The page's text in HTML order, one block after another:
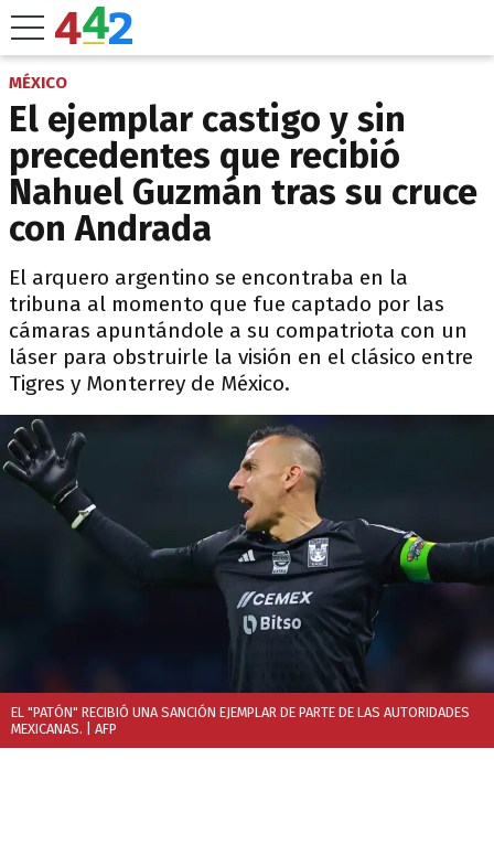
MÉXICO
El ejemplar castigo y sin
precedentes que recibió
Nahuel Guzmán tras su cruce
con Andrada
El arquero argentino se encontraba en la
tribuna al momento que fue captado por las
cámaras apuntándole a su compatriota con un
láser para obstruirle la visión en el clásico entre
Tigres y Monterrey de México.
EL "PATÓN" RECIBIÓ UNA SANCIÓN EJEMPLAR DE PARTE DE LAS AUTORIDADES
MEXICANAS.
| AFP